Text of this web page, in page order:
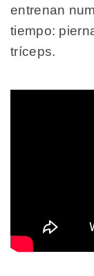
entrenan
tiempo:
tríceps.